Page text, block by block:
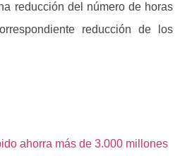
reducción del número de horas
reducción de los
ahorra más de 3.000 millones